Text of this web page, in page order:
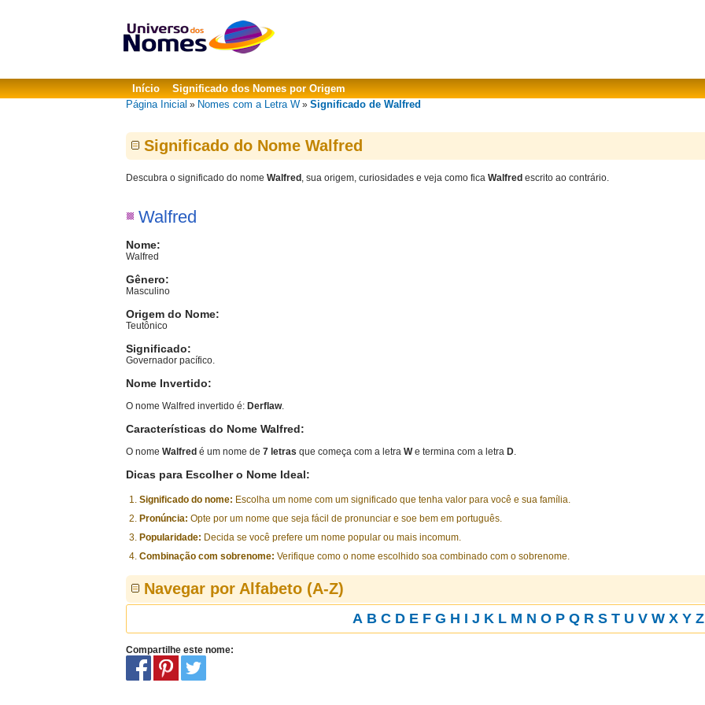
Início
Significado dos Nomes por Origem
Página Inicial » Nomes com a Letra W » Significado de Walfred
Significado do Nome Walfred
Descubra o significado do nome Walfred , sua origem, curiosidades e veja como fica Walfred escrito ao contrário.
Walfred
Nome:
Walfred
Gênero:
Masculino
Origem do Nome:
Teutônico
Significado:
Governador pacífico.
Nome Invertido:
O nome Walfred invertido é: Derflaw.
Características do Nome Walfred:
O nome Walfred é um nome de 7 letras que começa com a letra We termina com a letra D.
Dicas para Escolher o Nome Ideal:
Significado do nome: Escolha um nome com um significado que tenha valor para você e sua família.
Pronúncia: Opte por um nome que seja fácil de pronunciar e soe bem em português.
Popularidade: Decida se você prefere um nome popular ou mais incomum.
Combinação com sobrenome: Verifique como o nome escolhido soa combinado com o sobrenome.
Navegar por Alfabeto (A-Z)
A B C D E F G H I J K L M N O P Q R S T U V W X Y Z
Compartilhe este nome: